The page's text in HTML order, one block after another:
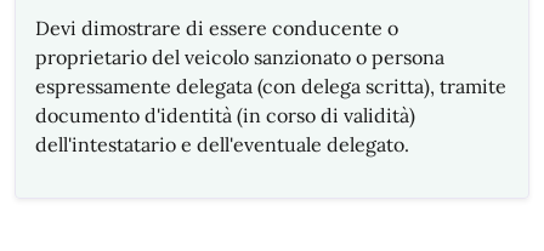
Devi dimostrare di essere conducente o
proprietario del veicolo sanzionato o persona
espressamente delegata (con delega scritta), tramite
documento d'identità (in corso di validità)
dell'intestatario e dell'eventuale delegato.